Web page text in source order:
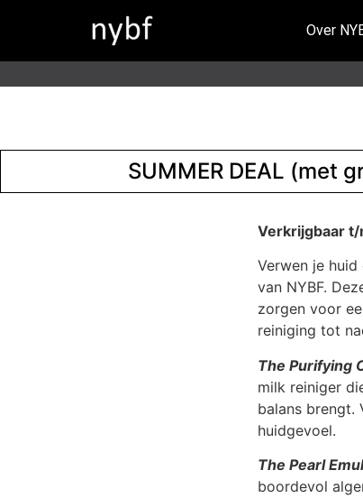
Over
SUMMER DEAL (met
Verkrijgbaar
Verwen je
van NYBF.
zorgen voor
reiniging tot
The Purifying
milk reiniger
balans brengt.
huidgevoel.
The Pearl
boordevol